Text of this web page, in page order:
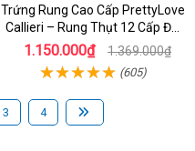
Trứng Rung Cao Cấp PrettyLove
Callieri – Rung Thụt 12 Cấp Độ,
Remote Không Dây
1.150.000₫ 1.369.000₫
(605)
3 4